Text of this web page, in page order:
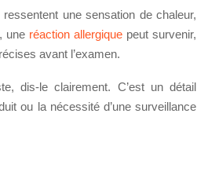
une sensation de chaleur,
une réaction allergique peut survenir,
avant l’examen.
dis-le clairement. C’est un détail
ou la nécessité d’une surveillance